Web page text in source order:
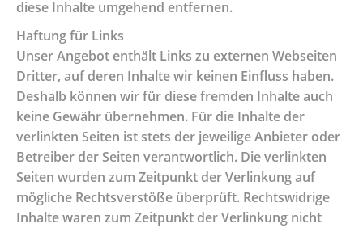
diese Inhalte umgehend entfernen.
Haftung für Links
Unser Angebot enthält Links zu externen Webseiten
Dritter, auf deren Inhalte wir keinen Einfluss haben.
Deshalb können wir für diese fremden Inhalte auch
keine Gewähr übernehmen. Für die Inhalte der
verlinkten Seiten ist stets der jeweilige Anbieter oder
Betreiber der Seiten verantwortlich. Die verlinkten
Seiten wurden zum Zeitpunkt der Verlinkung auf
mögliche Rechtsverstöße überprüft. Rechtswidrige
Inhalte waren zum Zeitpunkt der Verlinkung nicht